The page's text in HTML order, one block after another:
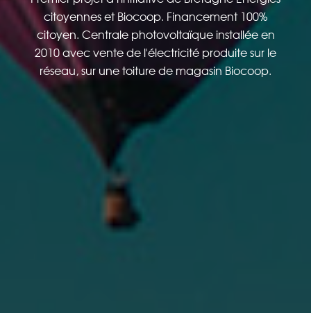
citoyennes et Biocoop. Financement 100%
citoyen. Centrale photovoltaïque installée en
2010 avec vente de l'électricité produite sur le
réseau, sur une toiture de magasin Biocoop.